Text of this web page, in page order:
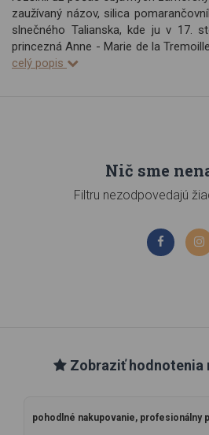
zaužívaný názov, silica
slnečného Talianska, kde ju v 17.
princezná Anne - Marie de la
celý popis
Nič sme
Filtru nezodpovedajú
Zobraziť hodnotenia
pohodlné nakupovanie, profesionálny